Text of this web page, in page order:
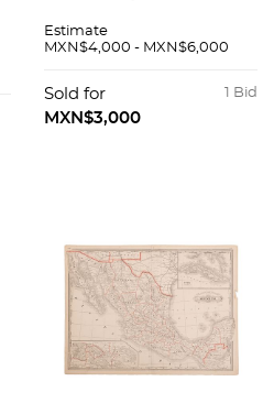
Grabado, 35 x 47 cm.,
cartón
Estimate
MXN$4,000 - MXN$6,000
1 Bid
Sold for
MXN$3,000